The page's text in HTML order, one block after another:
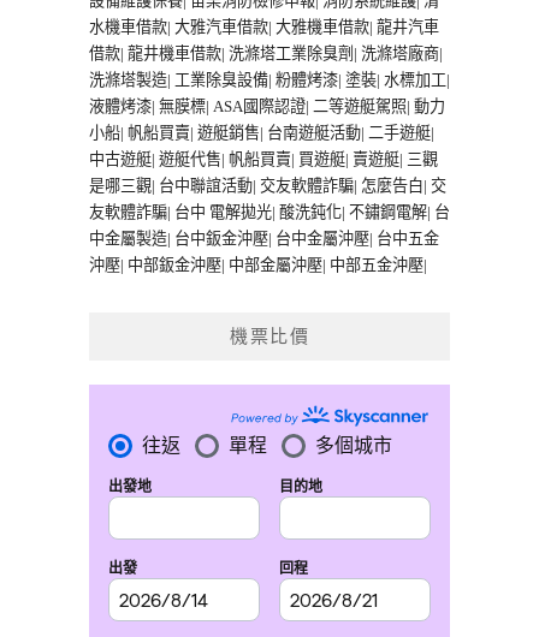
水機車借款| 大雅汽車借款| 大雅機車借款| 龍井汽車
借款| 龍井機車借款| 洗滌塔工業除臭劑 | 洗滌塔廠商|
洗滌塔製造| 工業除臭設備| 粉體烤漆| 塗裝| 水標加工|
液體烤漆| 無膜標| ASA國際認證| 二等遊艇駕照| 動力
小船| 帆船買賣| 遊艇銷售| 台南遊艇活動| 二手遊艇|
中古遊艇| 遊艇代售| 帆船買賣| 買遊艇| 賣遊艇| 三觀
是哪三觀| 台中聯誼活動| 交友軟體詐騙| 怎麼告白| 交
友軟體詐騙| 台中 電解拋光| 酸洗鈍化| 不鏽鋼電解| 台
中金屬製造| 台中鈑金沖壓| 台中金屬沖壓| 台中五金
沖壓| 中部鈑金沖壓| 中部金屬沖壓| 中部五金沖壓|
機票比價